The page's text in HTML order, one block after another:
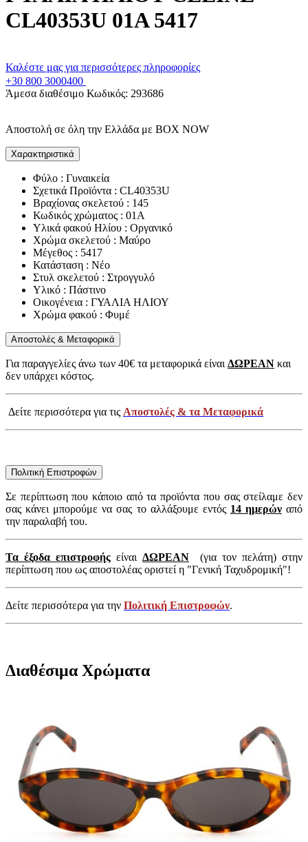
CL40353U 01A 5417
Καλέστε μας για περισσότερες πληροφορίες
+30 800 3000400
Άμεσα διαθέσιμο Κωδικός: 293686
Αποστολή σε όλη την Ελλάδα με BOX NOW
Χαρακτηριστικά
Φύλο : Γυναικεία
Σχετικά Προϊόντα : CL40353U
Βραχίονας σκελετού : 145
Κωδικός χρώματος : 01A
Υλικά φακού Ηλίου : Οργανικό
Χρώμα σκελετού : Μαύρο
Μέγεθος : 5417
Κατάσταση : Νέο
Στυλ σκελετού : Στρογγυλό
Υλικό : Πάστινο
Οικογένεια : ΓΥΑΛΙΑ ΗΛΙΟΥ
Χρώμα φακού : Φυμέ
Αποστολές & Μεταφορικά
Για παραγγελίες άνω των 40€ τα μεταφορικά είναιΔΩΡΕΑΝ και
δεν υπάρχει κόστος.
Δείτε περισσότερα για τις Αποστολές & τα Μεταφορικά
Πολιτική Επιστροφών
Σε περίπτωση που κάποιο από τα προϊόντα που σας στείλαμε δεν
σας κάνει μπορούμε να σας το αλλάξουμε εντός 14 ημερώναπό
την παραλαβή του.
Τα έξοδα επιστροφής είναι ΔΩΡΕΑΝ (για τον πελάτη) στην
περίπτωση που ως αποστολέας οριστεί η "Γενική Ταχυδρομική"!
Δείτε περισσότερα για την Πολιτική Επιστροφών.
Διαθέσιμα Χρώματα